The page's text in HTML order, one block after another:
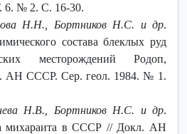
6. № 2. С. 16-30.
Н.Н., Бортников Н.С. и др.
состава блеклых руд
месторождений Родоп,
АН СССР. Сер. геол. 1984. № 1.
Н.В., Бортников Н.С. и др.
михараита в СССР // Докл. АН